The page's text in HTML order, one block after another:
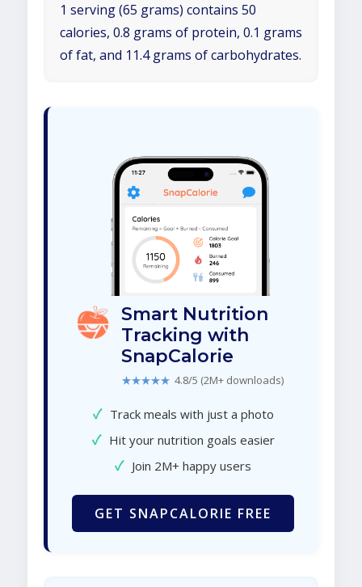
1 serving (65 grams) contains 50
calories, 0.8 grams of protein, 0.1 grams
of fat, and 11.4 grams of carbohydrates.
Smart Nutrition
Tracking with
SnapCalorie
★★★★★ 4.8/5 (2M+ downloads)
✓ Track meals with just a photo
✓ Hit your nutrition goals easier
✓ Join 2M+ happy users
GET SNAPCALORIE FREE